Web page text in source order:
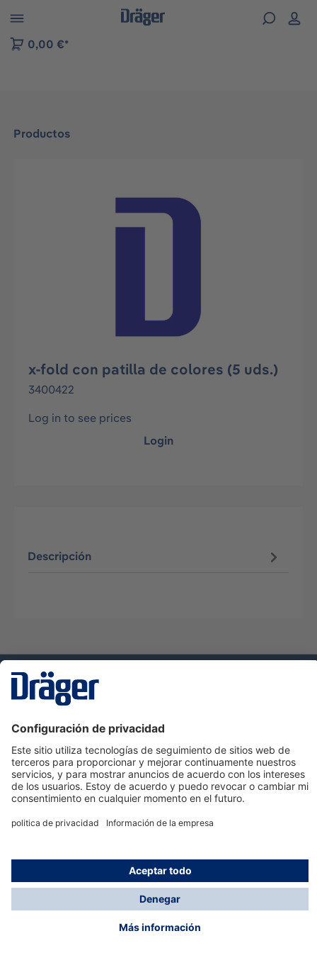
to B2B platform navigation
0,00 €*
Productos
Omitir galería de imágenes
x-fold con patilla de colores (5 uds.)
3400422
Log in to see prices
Login
Descripción
Servicio de atención al cliente de Dräger
Ayuda
Información
© Dräger Hispania S.A.U., 2024
*Todos los precios no incluyen IVA y posibles gastos
de envío, salvo que indique lo contrario